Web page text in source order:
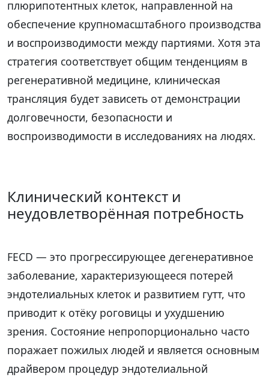
плюрипотентных клеток, направленной на
обеспечение крупномасштабного производства
и воспроизводимости между партиями. Хотя эта
стратегия соответствует общим тенденциям в
регенеративной медицине, клиническая
трансляция будет зависеть от демонстрации
долговечности, безопасности и
воспроизводимости в исследованиях на людях.
Клинический контекст и
неудовлетворённая потребность
FECD — это прогрессирующее дегенеративное
заболевание, характеризующееся потерей
эндотелиальных клеток и развитием гутт, что
приводит к отёку роговицы и ухудшению
зрения. Состояние непропорционально часто
поражает пожилых людей и является основным
драйвером процедур эндотелиальной